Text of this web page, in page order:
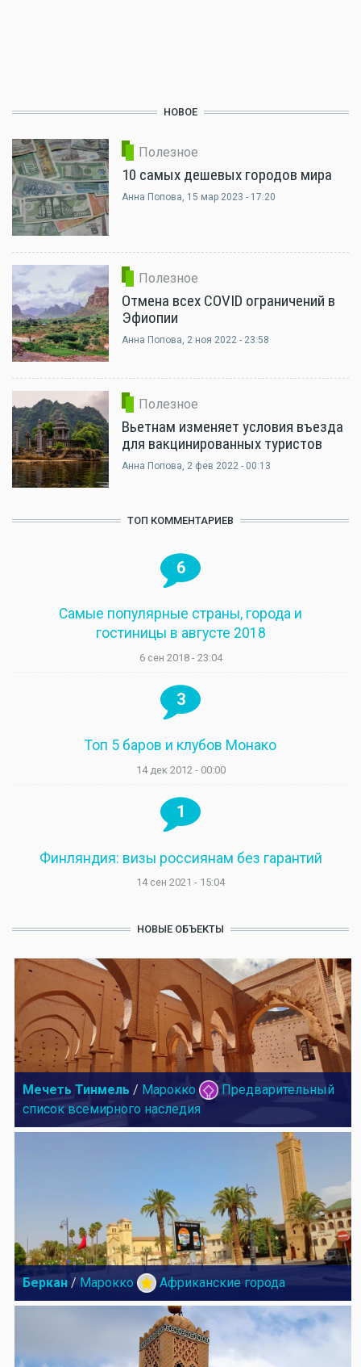
НОВОЕ
Полезное
10 самых дешевых городов мира
Анна Попова, 15 мар 2023 - 17:20
Полезное
Отмена всех COVID ограничений в
Эфиопии
Анна Попова, 2 ноя 2022 - 23:58
Полезное
Вьетнам изменяет условия въезда
для вакцинированных туристов
Анна Попова, 2 фев 2022 - 00:13
ТОП КОММЕНТАРИЕВ
6
Самые популярные страны, города и
гостиницы в августе 2018
6 сен 2018 - 23:04
3
Топ 5 баров и клубов Монако
14 дек 2012 - 00:00
1
Финляндия: визы россиянам без гарантий
14 сен 2021 - 15:04
НОВЫЕ ОБЪЕКТЫ
Мечеть Тинмель / Марокко
Предварительный
список всемирного наследия
Беркан / Марокко Африканские города